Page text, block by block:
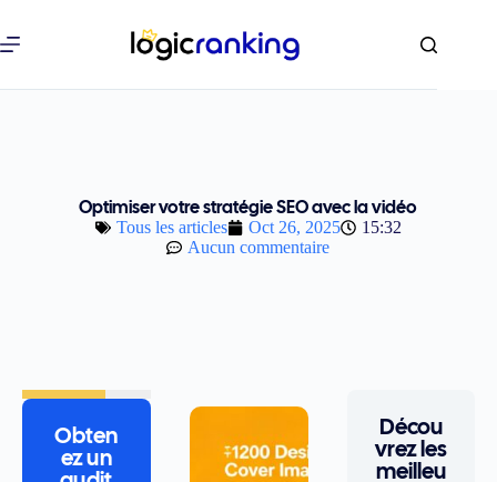
Optimiser votre stratégie SEO avec la vidéo
Tous les articles Oct 26, 2025
15:32
Aucun commentaire
Obten
ez un
Décou
vrez les
meilleu